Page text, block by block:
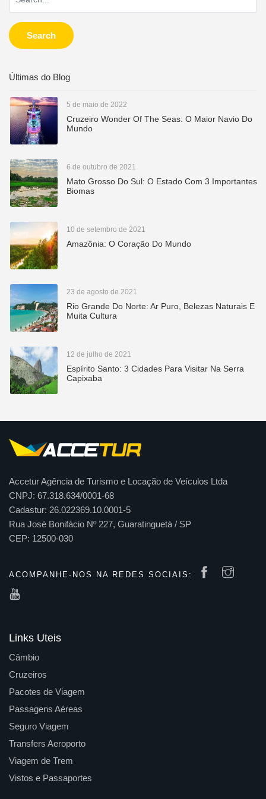
Search
Últimas do Blog
5 de maio de 2022
Cruzeiro Wonder Of The Seas: O Maior Navio Do
Mundo
6 de outubro de 2021
Mato Grosso Do Sul: O Estado Com 3 Importantes
Biomas
10 de setembro de 2021
Amazônia: O Coração Do Mundo
23 de agosto de 2021
Rio Grande Do Norte: Ar Puro, Belezas Naturais E
Muita Cultura
12 de julho de 2021
Espírito Santo: 3 Cidades Para Visitar Na Serra
Capixaba
Accetur Agência de Turismo e Locação de Veículos Ltda
CNPJ: 67.318.634/0001-68
Cadastur: 26.022369.10.0001-5
Rua José Bonifácio Nº 227, Guaratinguetá / SP
CEP: 12500-030
ACOMPANHE-NOS NA REDES SOCIAIS:
Links Uteis
Câmbio
Cruzeiros
Pacotes de Viagem
Passagens Aéreas
Seguro Viagem
Transfers Aeroporto
Viagem de Trem
Vistos e Passaportes